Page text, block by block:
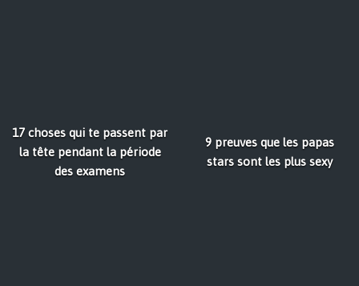
17 choses qui te passent par
la tête pendant la période
des examens
9 preuves que les papas
stars sont les plus sexy